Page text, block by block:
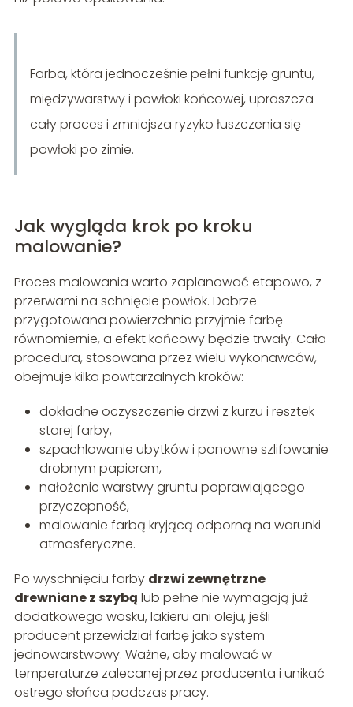
Farba, która jednocześnie pełni funkcję gruntu,
międzywarstwy i powłoki końcowej, upraszcza
cały proces i zmniejsza ryzyko łuszczenia się
powłoki po zimie.
Jak wygląda krok po kroku
malowanie?
Proces malowania warto zaplanować etapowo, z
przerwami na schnięcie powłok. Dobrze
przygotowana powierzchnia przyjmie farbę
równomiernie, a efekt końcowy będzie trwały. Cała
procedura, stosowana przez wielu wykonawców,
obejmuje kilka powtarzalnych kroków:
dokładne oczyszczenie drzwi z kurzu i resztek
starej farby,
szpachlowanie ubytków i ponowne szlifowanie
drobnym papierem,
nałożenie warstwy gruntu poprawiającego
przyczepność,
malowanie farbą kryjącą odporną na warunki
atmosferyczne.
Po wyschnięciu farby drzwi zewnętrzne
drewniane z szybą lub pełne nie wymagają już
dodatkowego wosku, lakieru ani oleju, jeśli
producent przewidział farbę jako system
jednowarstwowy. Ważne, aby malować w
temperaturze zalecanej przez producenta i unikać
ostrego słońca podczas pracy.